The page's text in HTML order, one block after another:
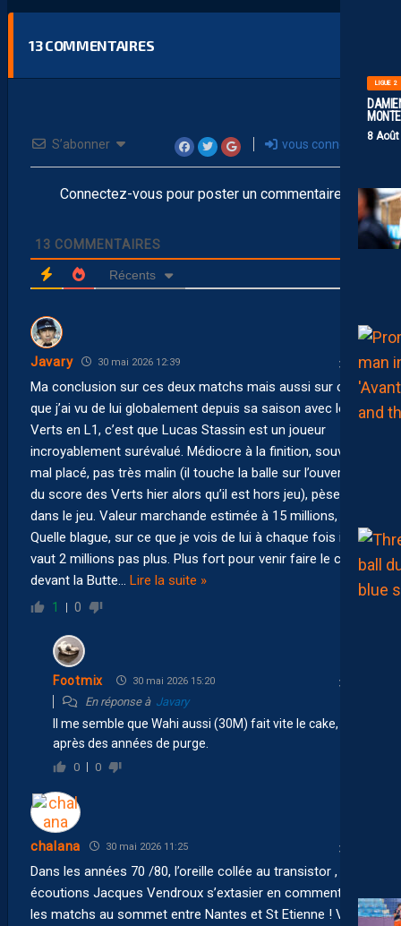
LIGUE 2
8
13COMMENTAIRES
S’abonner vous connecter
Connectez-vous pour poster un commentaire
13 COMMENTAIRES
Récents
Javary 30 mai 2026 12:39
Ma conclusion sur ces deux matchs mais aussi sur ce
que j’ai vu de lui globalement depuis sa saison avec les
Verts en L1, c’est que Lucas Stassin est un joueur
incroyablement surévalué. Médiocre à la finition, souvent
mal placé, pas très malin (il touche la balle sur l’ouverture
du score des Verts hier alors qu’il est hors jeu), pèse peu
dans le jeu. Valeur marchande estimée à 15 millions, lui ?
Quelle blague, sur ce que je vois de lui à chaque fois il
vaut 2 millions pas plus. Plus fort pour venir faire le cake
devant la Butte
Lire la suite »
1 0
Footmix 30 mai 2026 15:20
En réponse à Javary
Il me semble que Wahi aussi (30M) fait vite le cake,
après des années de purge.
0 0
chalana 30 mai 2026 11:25
Dans les années 70 /80, l’oreille collée au transistor , nous
écoutions Jacques Vendroux s’extasier en commentant
les matchs au sommet entre Nantes et St Etienne ! Voir